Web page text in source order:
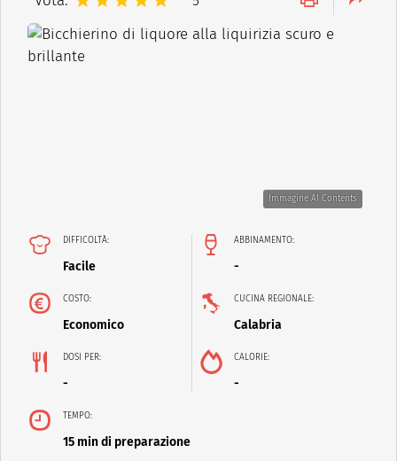
Immagine AI Contents
DIFFICOLTÀ:
Facile
ABBINAMENTO:
-
COSTO:
Economico
CUCINA REGIONALE:
Calabria
DOSI PER:
-
CALORIE:
-
TEMPO:
15 min di preparazione